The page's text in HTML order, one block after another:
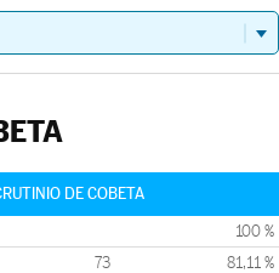
DE COBETA
100 %
73 81,11 %